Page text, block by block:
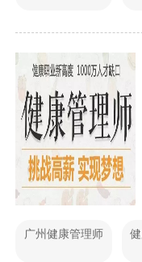
广州健康管理师